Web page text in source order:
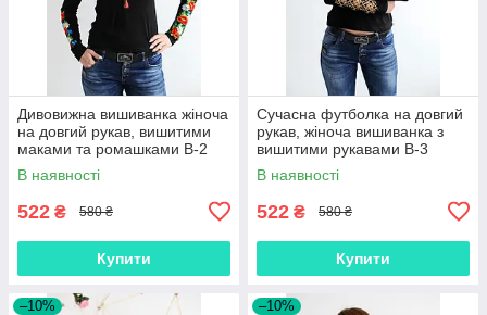
Дивовижна вишиванка жіноча
на довгий рукав, вишитими
маками та ромашками В-2
В наявності
522 ₴ 580 ₴
Купити
Сучасна футболка на довгий
рукав, жіноча вишиванка з
вишитими рукавами В-3
В наявності
522 ₴ 580 ₴
Купити
–10% –10%